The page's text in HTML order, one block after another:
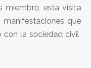
miembro, esta visita
que
con la sociedad civil